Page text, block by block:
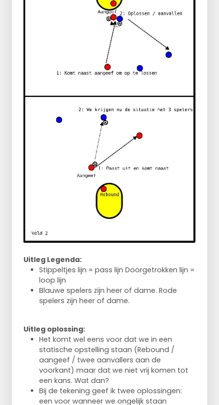
Uitleg Legenda:
Stippeltjes lijn = pass lijn Doorgetrokken lijn =
loop lijn
Blauwe spelers zijn heer of dame. Rode
spelers zijn heer of dame.
Uitleg oplossing:
Het komt wel eens voor dat we in een
statische opstelling staan (Rebound /
aangeef / twee aanvallers aan de
voorkant) maar dat we niet vrij komen tot
een kans. Wat dan?
Bij de tekening geef ik twee oplossingen:
een voor wanneer we ongelijk staan